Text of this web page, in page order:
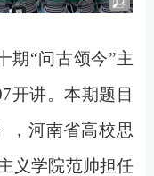
期“问古颂今”主
开讲。本期题目
，河南省高校思
义学院范帅担任